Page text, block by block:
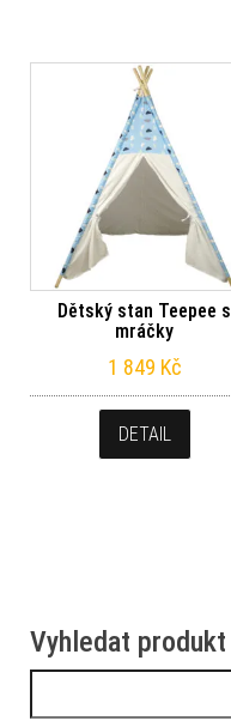
Dětský stan Teepee s
mráčky
1 849 Kč
DETAIL
Vyhledat produkt